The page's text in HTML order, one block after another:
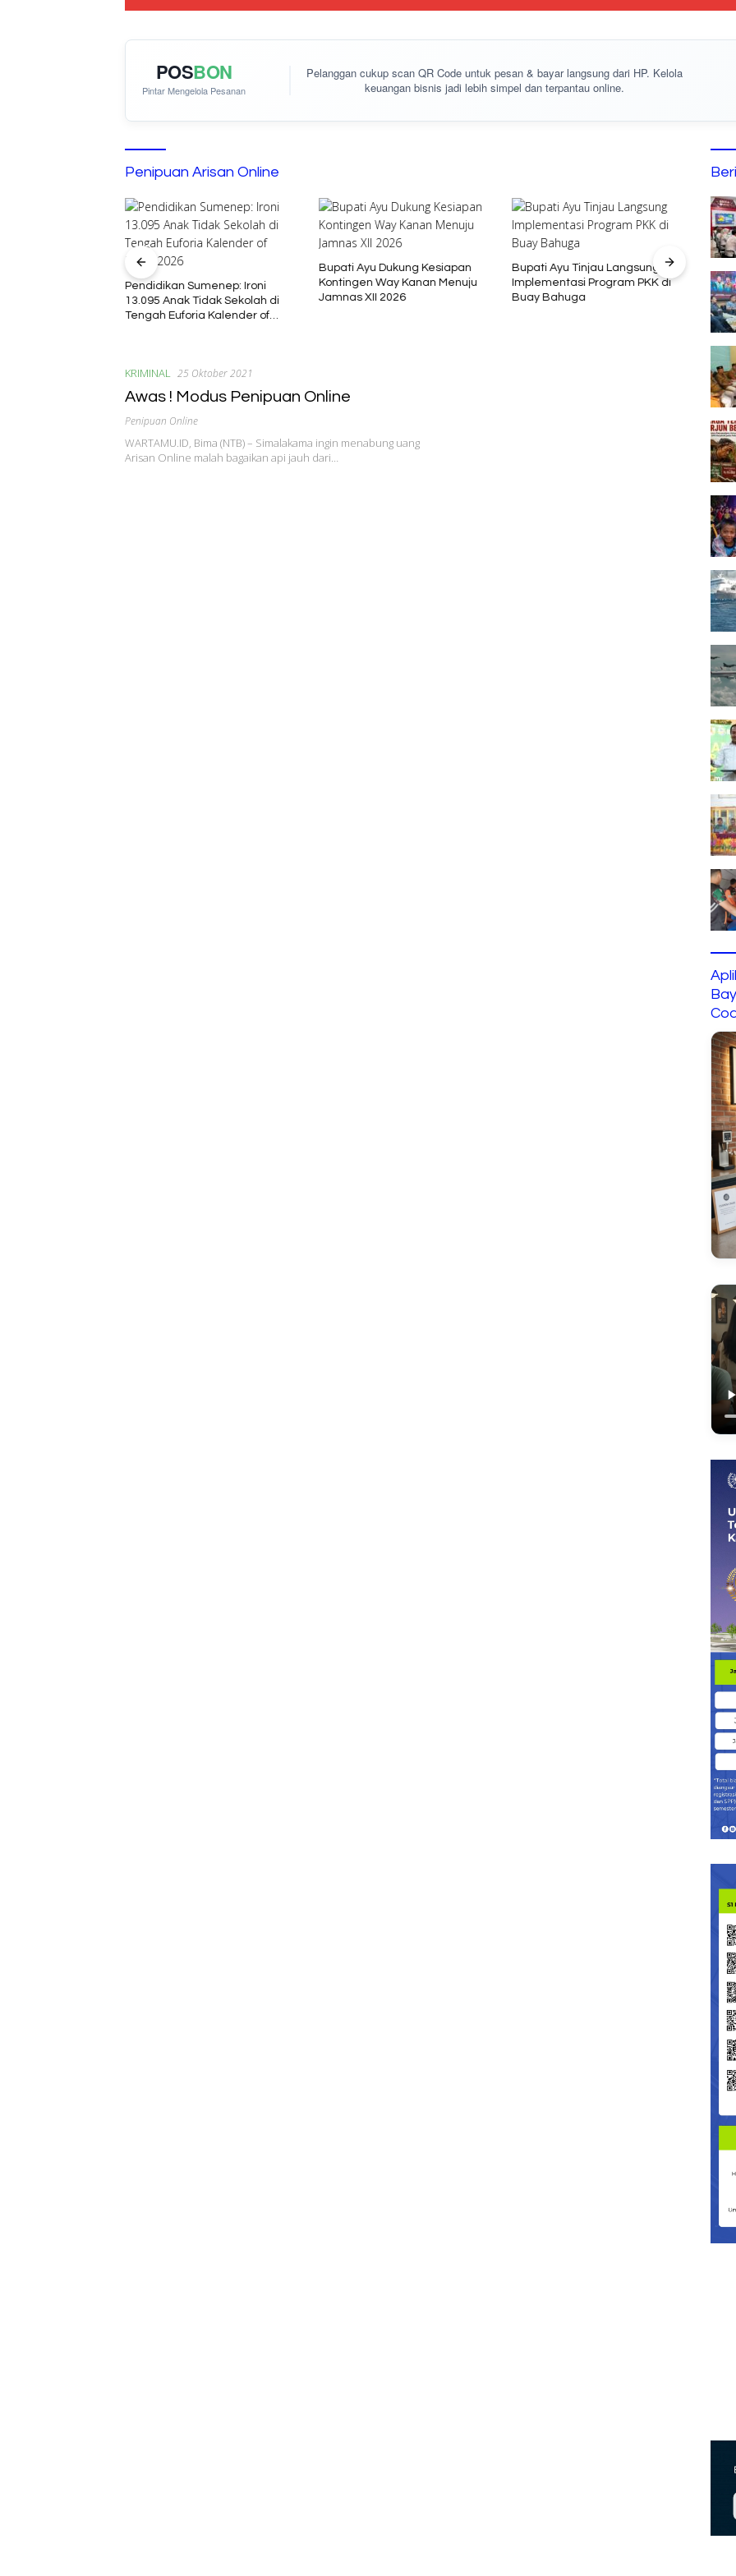
POSBON
Pintar Mengelola Pesanan
Pelanggan cukupscan QR Code untuk pesan & bayar langsung dari HP. Kelola
keuangan bisnis jadi lebih simpel dan terpantau online.
Penipuan Arisan Online
Pendidikan Sumenep: Ironi
13.095 Anak Tidak Sekolah di
Tengah Euforia Kalender of
Bupati Ayu Dukung Kesiapan
Kontingen Way Kanan Menuju
Jamnas XII 2026
Bupati Ayu Tinjau Langsung
Implementasi Program PKK di
Buay Bahuga
81
KRIMINAL 25 Oktober 2021
Awas ! Modus Penipuan Online
Penipuan Online
WARTAMU.ID, Bima (NTB) – Simalakama ingin menabung uang
Arisan Online malah bagaikan api jauh dari…